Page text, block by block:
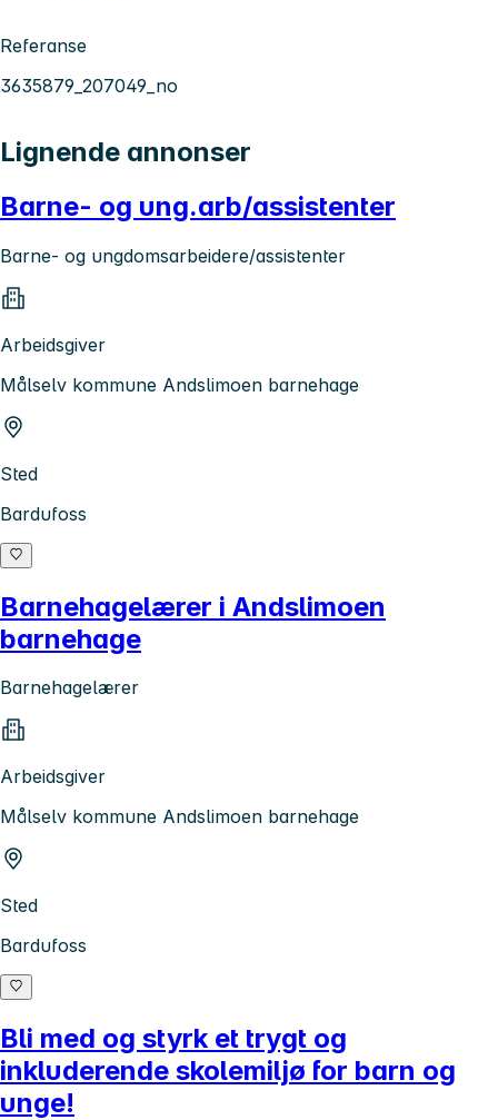
Referanse
3635879_207049_no
Lignende annonser
Barne- og ung.arb/assistenter
Barne- og ungdomsarbeidere/assistenter
Arbeidsgiver
Målselv kommune Andslimoen barnehage
Sted
Bardufoss
Barnehagelærer i Andslimoen
barnehage
Barnehagelærer
Arbeidsgiver
Målselv kommune Andslimoen barnehage
Sted
Bardufoss
Bli med og styrk et trygt og
inkluderende skolemiljø for barn og
unge!